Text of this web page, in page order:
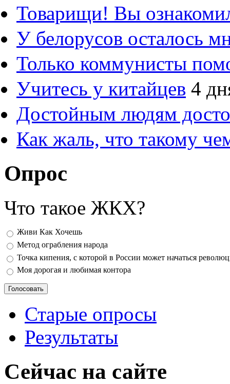
Товарищи! Вы
У белорусов осталось
Только коммунисты
Учитесь у китайцев 4
Достойным людям
Как жаль, что такому
Опрос
Что такое ЖКХ?
Варианты
Живи Как Хочешь
Метод ограбления народа
Точка кипения, с которой в России может начаться
Моя дорогая и любимая контора
Старые опросы
Результаты
Сейчас на сайте